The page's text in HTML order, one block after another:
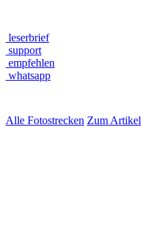
leserbrief
support
empfehlen
whatsapp
Alle Fotostrecken Zum Artikel